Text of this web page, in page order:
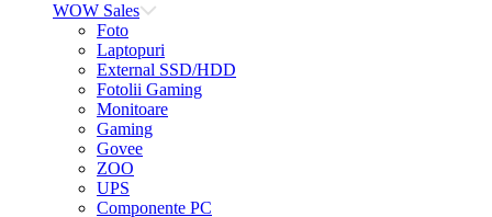
WOW Sales
Foto
Laptopuri
External SSD/HDD
Fotolii Gaming
Monitoare
Gaming
Govee
ZOO
UPS
Componente PC